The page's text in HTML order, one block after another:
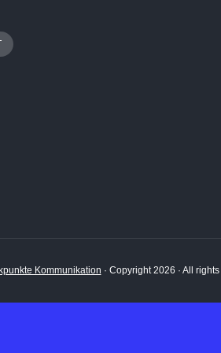
Kommunikation · Copyright 2026 · All